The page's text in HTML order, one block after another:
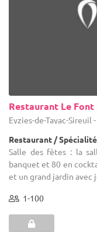
Restaurant Le Font
Eyzies-de-Tayac-Sireuil
Restaurant /
Salle des fêtes : la
banquet et 80 en
et un grand jardin avec
1-100